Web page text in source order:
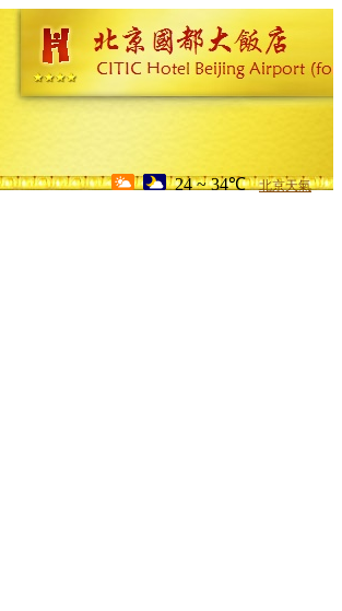
24 ~ 34℃ 北京天氣